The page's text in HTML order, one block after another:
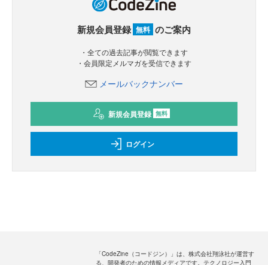
新規会員登録 無料 のご案内
・全ての過去記事が閲覧できます
・会員限定メルマガを受信できます
メールバックナンバー
新規会員登録 無料
ログイン
「CodeZine（コードジン）」は、株式会社翔泳社が運営す
る、開発者のための情報メディアです。テクノロジー入門